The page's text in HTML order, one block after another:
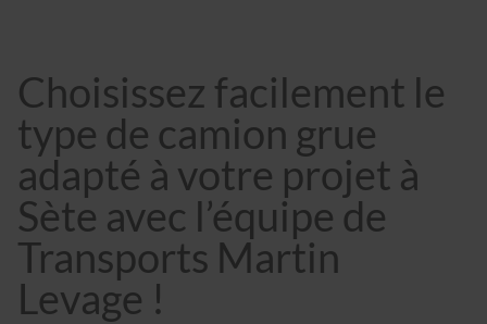
Choisissez facilement le
type de camion grue
adapté à votre projet à
Sète avec l’équipe de
Transports Martin
Levage !